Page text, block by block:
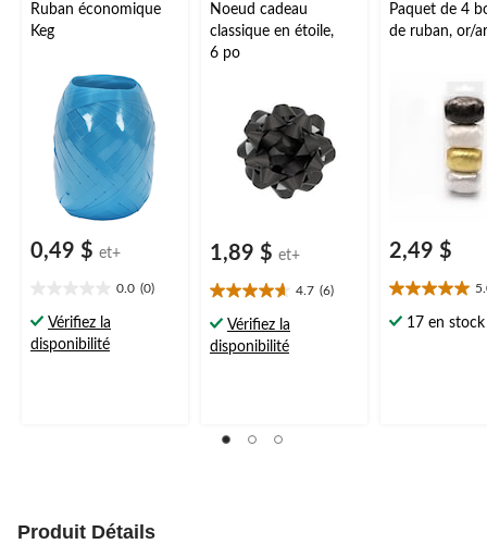
Ruban économique
Keg
0,49 $ et+
0.0 (0)
étoile(s)
sur
Vérifiez la
disponibilité
Noeud cadeau
classique en étoile,
6 po
1,89 $ et+
4.7 (6)
4.7
étoile(s)
sur
Vérifiez la
disponibilité
Paquet de 4
de ruban, or/
2,49 $
5.0
étoile(s)
17 en stock
Produit Détails